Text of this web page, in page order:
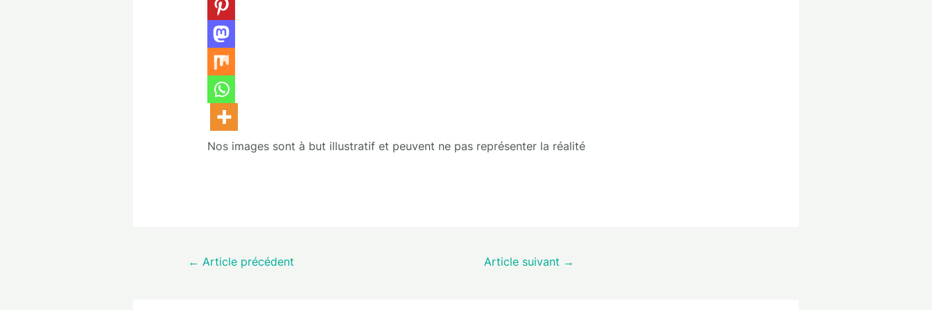
Nos images sont à but illustratif et peuvent ne pas représenter la réalité
← Article précédent Article suivant →